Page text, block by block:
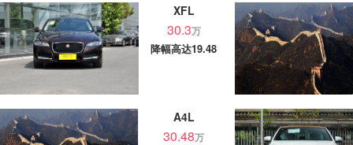
XFL
30.3万
降幅高达19.48
A4L
30.48万